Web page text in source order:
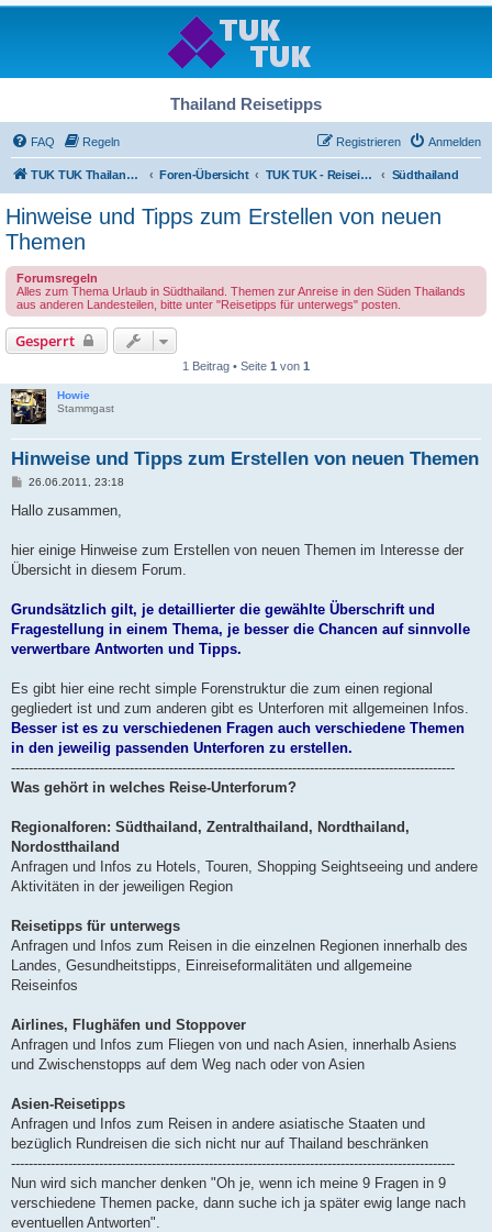
Thailand Reisetipps
FAQ Regeln Anmelden
Registrieren
TUK TUK Thailand Reisetipps Foren-Übersicht TUK TUK - Reiseinfos - Thailand Regional Südthailand
Hinweise und Tipps zum Erstellen von neuen
Themen
Forumsregeln
Alles zum Thema Urlaub in Südthailand. Themen zur Anreise in den Süden Thailands
aus anderen Landesteilen, bitte unter "Reisetipps für unterwegs" posten.
Gesperrt
1 Beitrag • Seite 1 von 1
Howie
Stammgast
Hinweise und Tipps zum Erstellen von neuen Themen
B
i
a
26.06.2011, 23:18
Hallo zusammen,
hier einige Hinweise zum Erstellen von neuen Themen im Interesse der
Übersicht in diesem Forum.
Grundsätzlich gilt, je detaillierter die gewählte Überschrift und
Fragestellung in einem Thema, je besser die Chancen auf sinnvolle
verwertbare Antworten und Tipps.
Es gibt hier eine recht simple Forenstruktur die zum einen regional
gegliedert ist und zum anderen gibt es Unterforen mit allgemeinen Infos.
Besser ist es zu verschiedenen Fragen auch verschiedene Themen
in den jeweilig passenden Unterforen zu erstellen.
-----------------------------------------------------------------------------------------------------
Was gehört in welches Reise-Unterforum?
Regionalforen: Südthailand, Zentralthailand, Nordthailand,
Nordostthailand
Anfragen und Infos zu Hotels, Touren, Shopping Seightseeing und andere
Aktivitäten in der jeweiligen Region
Reisetipps für unterwegs
Anfragen und Infos zum Reisen in die einzelnen Regionen innerhalb des
Landes, Gesundheitstipps, Einreiseformalitäten und allgemeine
Reiseinfos
Airlines, Flughäfen und Stoppover
Anfragen und Infos zum Fliegen von und nach Asien, innerhalb Asiens
und Zwischenstopps auf dem Weg nach oder von Asien
Asien-Reisetipps
Anfragen und Infos zum Reisen in andere asiatische Staaten und
bezüglich Rundreisen die sich nicht nur auf Thailand beschränken
-----------------------------------------------------------------------------------------------------
Nun wird sich mancher denken "Oh je, wenn ich meine 9 Fragen in 9
verschiedene Themen packe, dann suche ich ja später ewig lange nach
eventuellen Antworten".